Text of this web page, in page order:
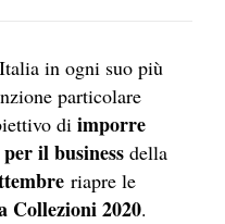
in ogni suo più
particolare
di imporre
per il business della
riapre le
Collezioni 2020.